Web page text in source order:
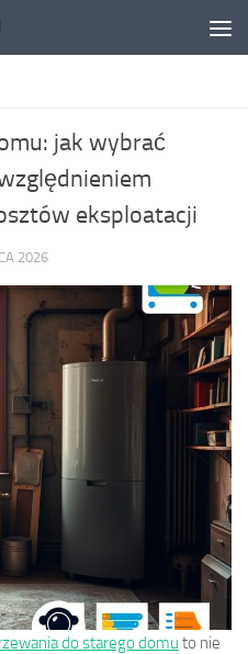
jak wybrać
eksploatacji
2026
do starego domu to nie